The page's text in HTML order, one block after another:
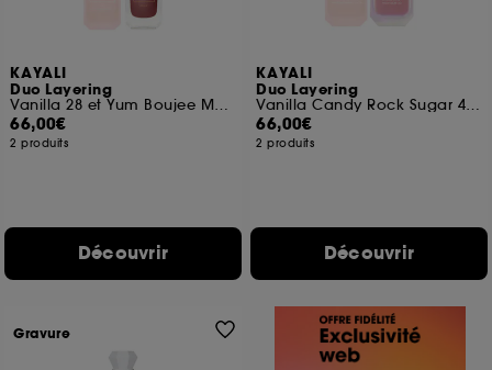
KAYALI
Duo Layering
Vanilla 28 et Yum Boujee Marshamallow 81
66,00€
2 produits
Découvrir
KAYALI
Duo Layering
Vanilla Candy Rock Sugar 42 et Yum Boujee Marshmallow 81
66,00€
2 produits
Découvrir
Gravure